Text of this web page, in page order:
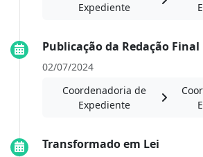
Expediente
Publicação da Redação Final
02/07/2024
Coordenadoria de
Expediente
Transformado em Lei